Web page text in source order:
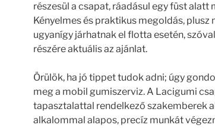
részesül a csapat, ráadásul egy füst alatt
Kényelmes és praktikus megoldás, plusz
ugyanígy járhatnak el flotta esetén,
részére aktuális az ajánlat.
Örülök, ha jó tippet tudok adni; úgy
meg a mobil gumiszerviz. A Lacigumi
tapasztalattal rendelkező szakemberek
alkalommal alapos, precíz munkát